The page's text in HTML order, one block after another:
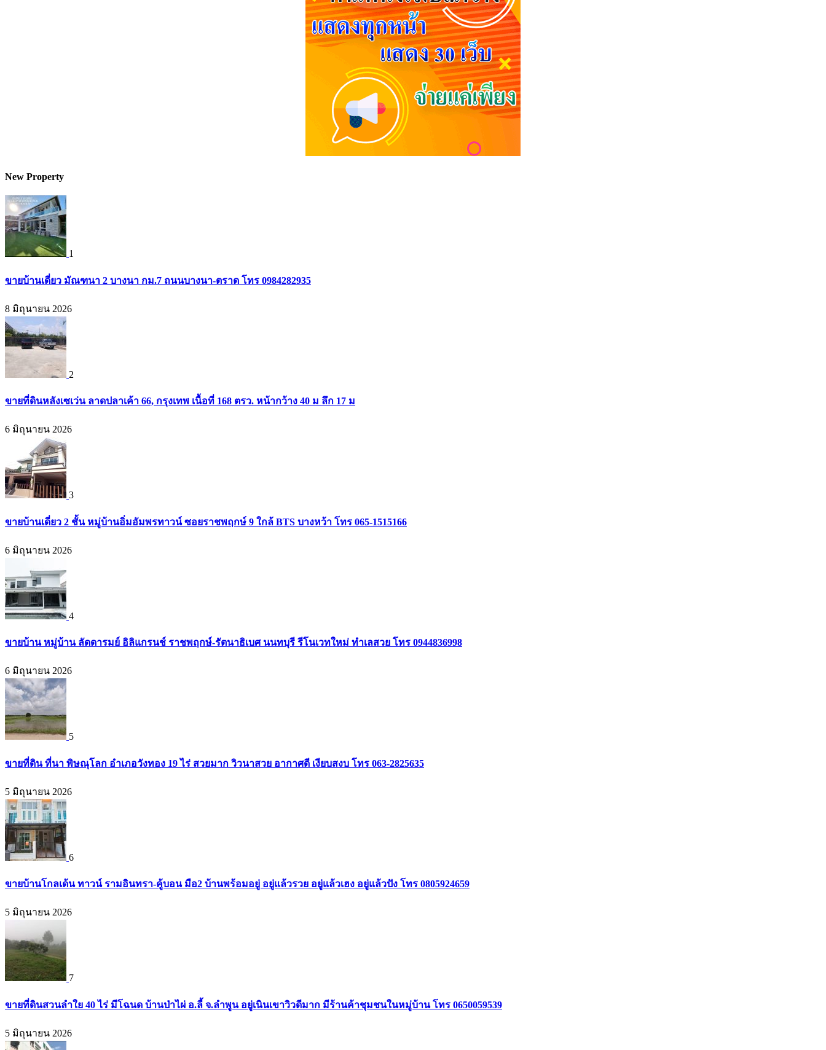
New Property
1
ขายบ้านเดี่ยว มัณฑนา 2 บางนา กม.7 ถนนบางนา-ตราด โทร 0984282935
8 มิถุนายน 2026
2
ขายที่ดินหลังเซเว่น ลาดปลาเค้า 66, กรุงเทพ เนื้อที่ 168 ตรว. หน้ากว้าง 40 ม ลึก 17 ม
6 มิถุนายน 2026
3
ขายบ้านเดี่ยว 2 ชั้น หมู่บ้านอิ่มอัมพรทาวน์ ซอยราชพฤกษ์ 9 ใกล้ BTS บางหว้า โทร 065-1515166
6 มิถุนายน 2026
4
ขายบ้าน หมู่บ้าน ลัดดารมย์ อิลิแกรนช์ ราชพฤกษ์-รัตนาธิเบศ นนทบุรี รีโนเวทใหม่ ทำเลสวย โทร 0944836998
6 มิถุนายน 2026
5
ขายที่ดิน ที่นา พิษณุโลก อำเภอวังทอง 19 ไร่ สวยมาก วิวนาสวย อากาศดี เงียบสงบ โทร 063-2825635
5 มิถุนายน 2026
6
ขายบ้านโกลเด้น ทาวน์ รามอินทรา-คู้บอน มือ2 บ้านพร้อมอยู่ อยู่แล้วรวย อยู่แล้วเฮง อยู่แล้วปัง โทร 0805924659
5 มิถุนายน 2026
7
ขายที่ดินสวนลำใย 40 ไร่ มีโฉนด บ้านป่าไผ่ อ.ลี้ จ.ลำพูน อยู่เนินเขาวิวดีมาก มีร้านค้าชุมชนในหมู่บ้าน โทร 0650059539
5 มิถุนายน 2026